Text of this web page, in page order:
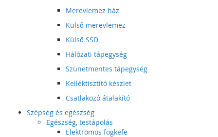
Merevlemez ház
Külső merevlemez
Külső SSD
Hálózati tápegység
Szünetmentes tápegység
Kelléktisztító készlet
Csatlakozó átalakító
Szépség és egészség
Egészség, testápolás
Elektromos fogkefe